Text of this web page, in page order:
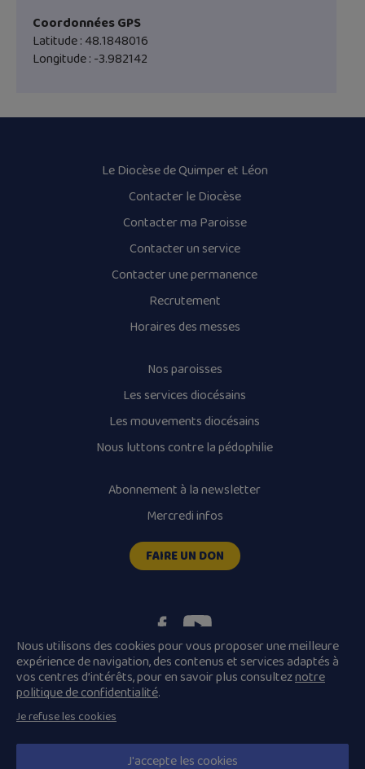
Coordonnées GPS
Latitude : 48.1848016
Longitude : -3.982142
Le Diocèse de Quimper et Léon
Contacter le Diocèse
Contacter ma Paroisse
Contacter un service
Contacter une permanence
Recrutement
Horaires des messes
Nos paroisses
Les services diocésains
Les mouvements diocésains
Nous luttons contre la pédophilie
Abonnement à la newsletter
Mercredi infos
FAIRE UN DON
Plan du site
Mentions légales
Conditions Générales de Vente
© 2026 Diocèse de Quimper et Léon, Tous droits réservés.
Nous utilisons des cookies pour vous proposer une meilleure
expérience de navigation, des contenus et services adaptés à
vos centres d’intérêts, pour en savoir plus consulteznotre
politique de confidentialité.
Je refuse les cookies
J'accepte les cookies